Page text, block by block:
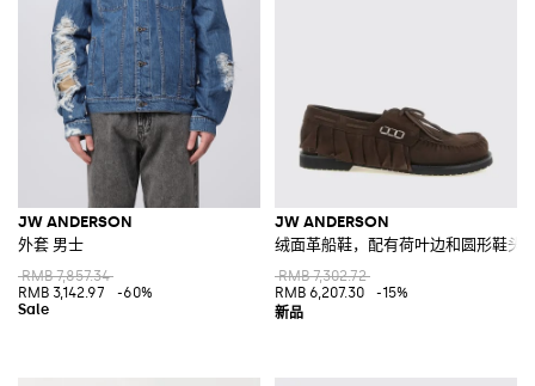
JW ANDERSON
外套 男士
RMB 7,857.34
RMB 3,142.97
-60%
JW ANDERSON
绒面革船鞋，配有荷叶边和圆形鞋头
RMB 7,302.72
RMB 6,207.30
-15%